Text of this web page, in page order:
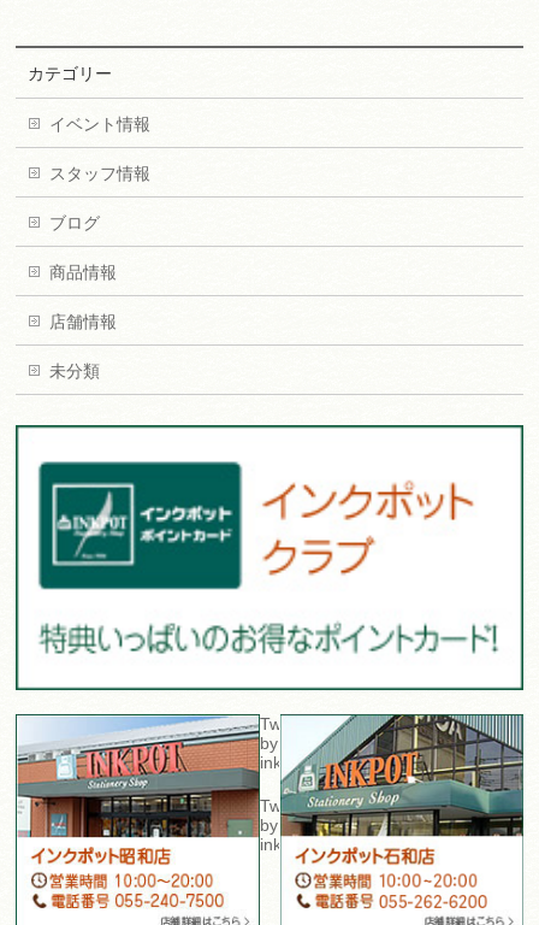
カテゴリー
イベント情報
スタッフ情報
ブログ
商品情報
店舗情報
未分類
Tweets
by
inkpot_sta
Tweets
by
inkpot_isawa